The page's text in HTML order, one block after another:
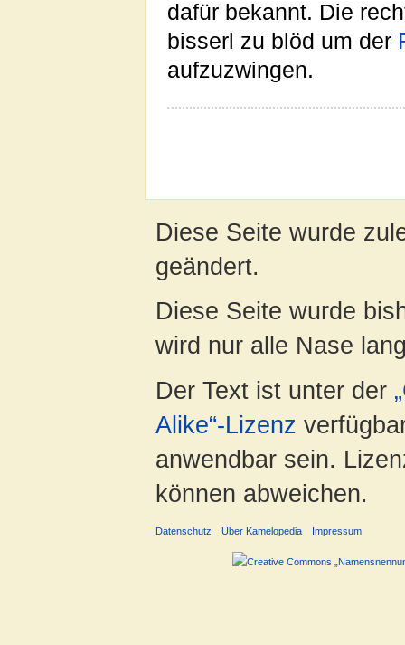
dafür bekannt. Die
bisserl zu blöd um der
aufzuzwingen.
Diese Seite wurde
geändert.
Diese Seite wurde
wird nur alle Nase
Der Text ist unter der
Alike“-Lizenz
anwendbar sein.
können abweichen.
Datenschutz Über Kamelopedia Impressum